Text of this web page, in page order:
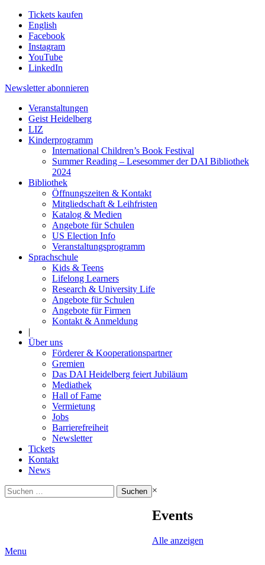
Tickets kaufen
English
Facebook
Instagram
YouTube
LinkedIn
Newsletter abonnieren
Veranstaltungen
Geist Heidelberg
LIZ
Kinderprogramm
International Children’s Book Festival
Summer Reading – Lesesommer der DAI Bibliothek
2024
Bibliothek
Öffnungszeiten & Kontakt
Mitgliedschaft & Leihfristen
Katalog & Medien
Angebote für Schulen
US Election Info
Veranstaltungsprogramm
Sprachschule
Kids & Teens
Lifelong Learners
Research & University Life
Angebote für Schulen
Angebote für Firmen
Kontakt & Anmeldung
|
Über uns
Förderer & Kooperationspartner
Gremien
Das DAI Heidelberg feiert Jubiläum
Mediathek
Hall of Fame
Vermietung
Jobs
Barrierefreiheit
Newsletter
Tickets
Kontakt
News
Suchen
nach:
×
Events
Alle anzeigen
Menu